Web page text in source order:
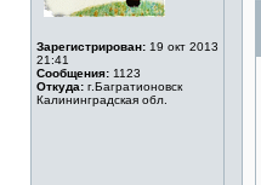
Зарегистрирован: 19 окт 2013
21:41
Сообщения: 1123
Откуда: г.Багратионовск
Калининградская обл.